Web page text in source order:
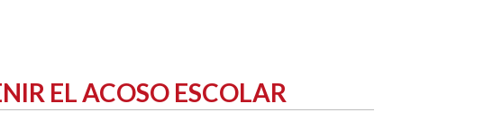
EL ACOSO ESCOLAR